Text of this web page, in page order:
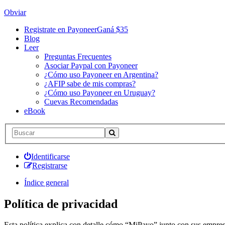
Obviar
Registrate en PayoneerGaná $35
Blog
Leer
Preguntas Frecuentes
Asociar Paypal con Payoneer
¿Cómo uso Payoneer en Argentina?
¿AFIP sabe de mis compras?
¿Cómo uso Payoneer en Uruguay?
Cuevas Recomendadas
eBook
Identificarse
Registrarse
Índice general
Política de privacidad